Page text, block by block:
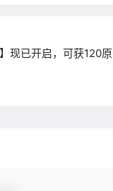
现已开启，可获120原